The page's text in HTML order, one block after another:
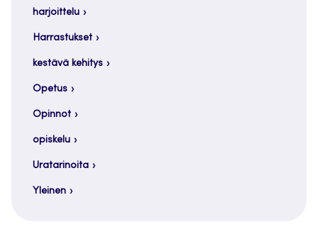
harjoittelu
Harrastukset
kestävä kehitys
Opetus
Opinnot
opiskelu
Uratarinoita
Yleinen